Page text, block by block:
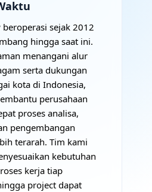
sejak 2012
hingga saat ini.
menangani alur
serta dukungan
kota di Indonesia,
perusahaan
proses analisa,
pengembangan
terarah. Tim kami
kebutuhan
kerja tiap
project dapat